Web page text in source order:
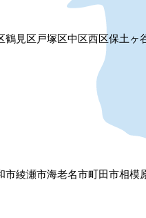
鶴見区 戸塚区中区西区保土ヶ
市綾瀬市海老名市町田市相模